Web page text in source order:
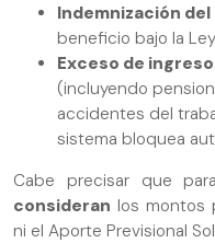
Indemnización del
beneficio bajo la
Exceso de
(incluyendo
accidentes del
sistema bloquea
Cabe precisar que
consideran los montos
ni el Aporte Previsional